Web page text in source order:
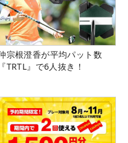
宗根澄香が平均パット数
『TRTL』で6人抜き！